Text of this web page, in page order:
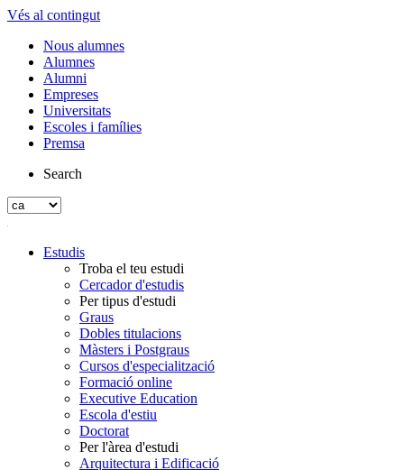
Vés al contingut
Nous alumnes
Alumnes
Alumni
Empreses
Universitats
Escoles i famílies
Premsa
Search
Estudis
Troba el teu estudi
Cercador d'estudis
Per tipus d'estudi
Graus
Dobles titulacions
Màsters i Postgraus
Cursos d'especialització
Formació online
Executive Education
Escola d'estiu
Doctorat
Per l'àrea d'estudi
Arquitectura i Edificació